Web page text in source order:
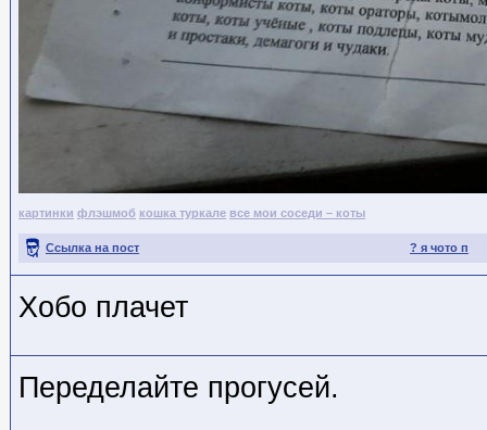
картинки флэшмоб кошка туркале все мои соседи – коты
? я чото п
Ссылка на пост
Хобо плачет
Переделайте прогусей.